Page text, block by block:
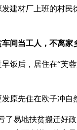
发建材厂上班的村民
车间当工人，不离家
早饭后，居住在“芙
发原先住在欧子冲自
了易地扶贫搬迁好